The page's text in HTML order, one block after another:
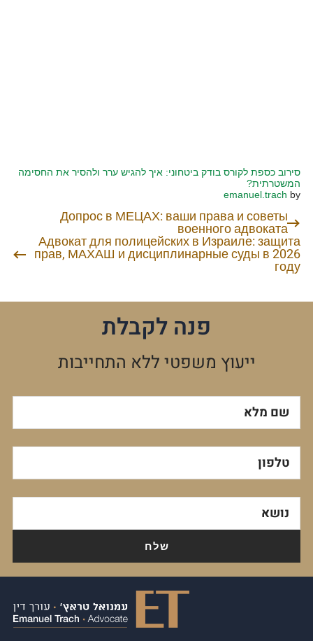
סירוב כספת לקורס בודק ביטחוני: איך להגיש ערר ולהסיר את החסימה
המשטרתית?
by
emanuel.trach
ניווטДопрос в МЕЦАХ: ваши права и советы
военного адвоката
Адвокат для полицейских в Израиле: защита
прав, МАХАШ и дисциплинарные суды в 2026
году
פנה לקבלת
ייעוץ משפטי ללא התחייבות
שם מלא
טלפון
נושא